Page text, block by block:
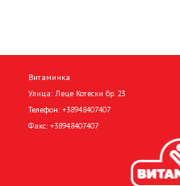
Витаминка
Улица: Леце Котески бр. 23
Телефон: +38948407407
Факс: +38948407407